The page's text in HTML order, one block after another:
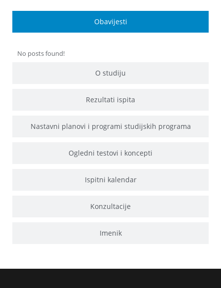
Obavijesti
O studiju
Rezultati ispita
Nastavni planovi i programi studijskih programa
Ogledni testovi i koncepti
Ispitni kalendar
Konzultacije
Imenik
No posts found!